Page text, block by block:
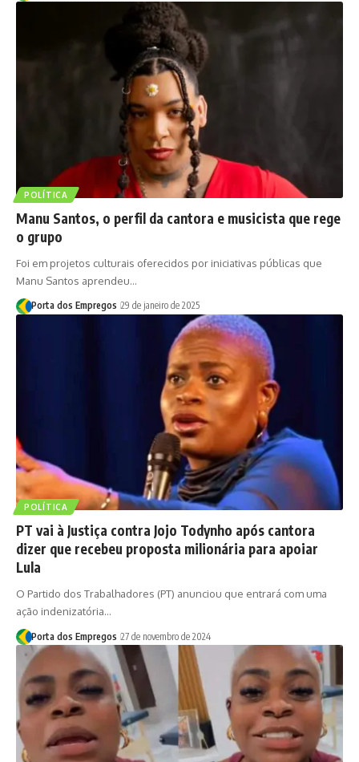
POLÍTICA
Manu Santos, o perfil da cantora e musicista que rege
o grupo
Foi em projetos culturais oferecidos por iniciativas públicas que
Manu Santos aprendeu…
Porta dos Empregos 29 de janeiro de 2025
POLÍTICA
PT vai à Justiça contra Jojo Todynho após cantora
dizer que recebeu proposta milionária para apoiar
Lula
O Partido dos Trabalhadores (PT) anunciou que entrará com uma
ação indenizatória…
Porta dos Empregos 27 de novembro de 2024